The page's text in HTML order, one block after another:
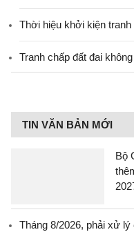
Thời hiệu khởi kiện tranh
Tranh chấp đất đai
TIN VĂN BẢN MỚI
Bộ
Tháng 8/2026, phải xử